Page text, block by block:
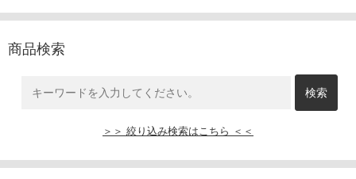
商品検索
＞＞ 絞り込み検索はこちら ＜＜